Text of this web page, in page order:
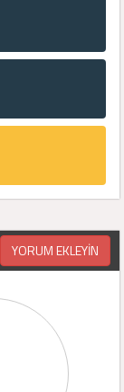
YORUM EKLEYİN